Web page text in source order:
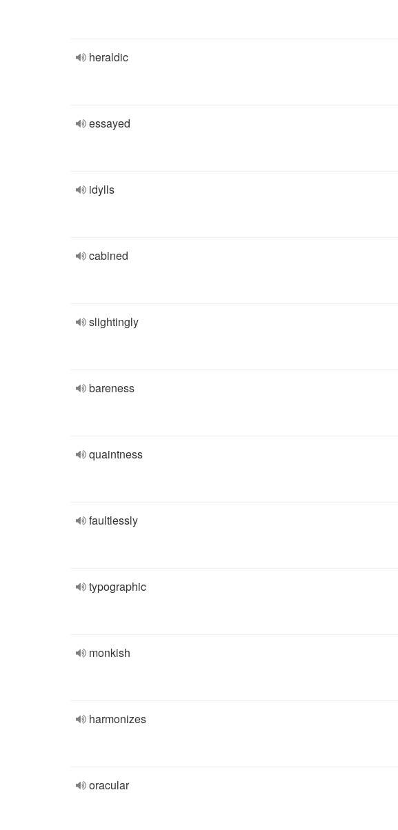
heraldic
essayed
idylls
cabined
slightingly
bareness
quaintness
faultlessly
typographic
monkish
harmonizes
oracular